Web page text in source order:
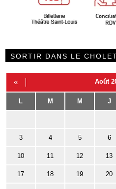
SORTIR DANS LE
« Août
L M M J
3 4 5 6
10 11 12 13
17 18 19 20